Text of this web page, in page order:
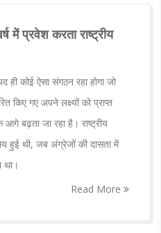
में प्रवेश करता राष्ट्रीय
ही कोई ऐसा संगठन रहा होगा जो
किए गए अपने लक्ष्यों को प्राप्त
बढ़ता जा रहा है। राष्ट्रीय
हुई थी, जब अंग्रेजों की दासता में
था।
Read More